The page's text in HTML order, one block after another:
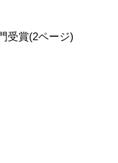
受賞(2ページ)